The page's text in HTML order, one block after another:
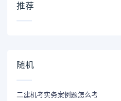
推荐
随机
二建机考实务案例题怎么考